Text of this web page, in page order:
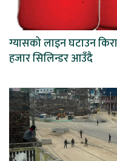
ग्यासको लाइन घटाउन
हजार सिलिन्डर आउँदै